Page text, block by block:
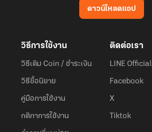
ดาวน์โหลดแอป
วิธีการใช้งาน
วิธีเติม Coin / ชำระเงิน
วิธีซื้อนิยาย
คู่มือการใช้งาน
กติกาการใช้งาน
ติดต่อเรา
LINE Official
Facebook
X
Tiktok